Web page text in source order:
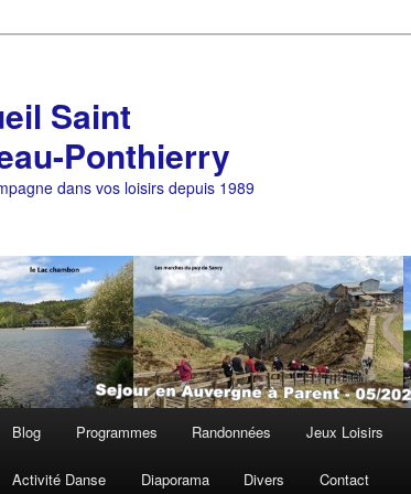
Saint
Ponthierry
dans vos loisirs depuis 1989
Blog Programmes Randonnées Jeux Loisirs
Activité Danse Diaporama Divers Contact